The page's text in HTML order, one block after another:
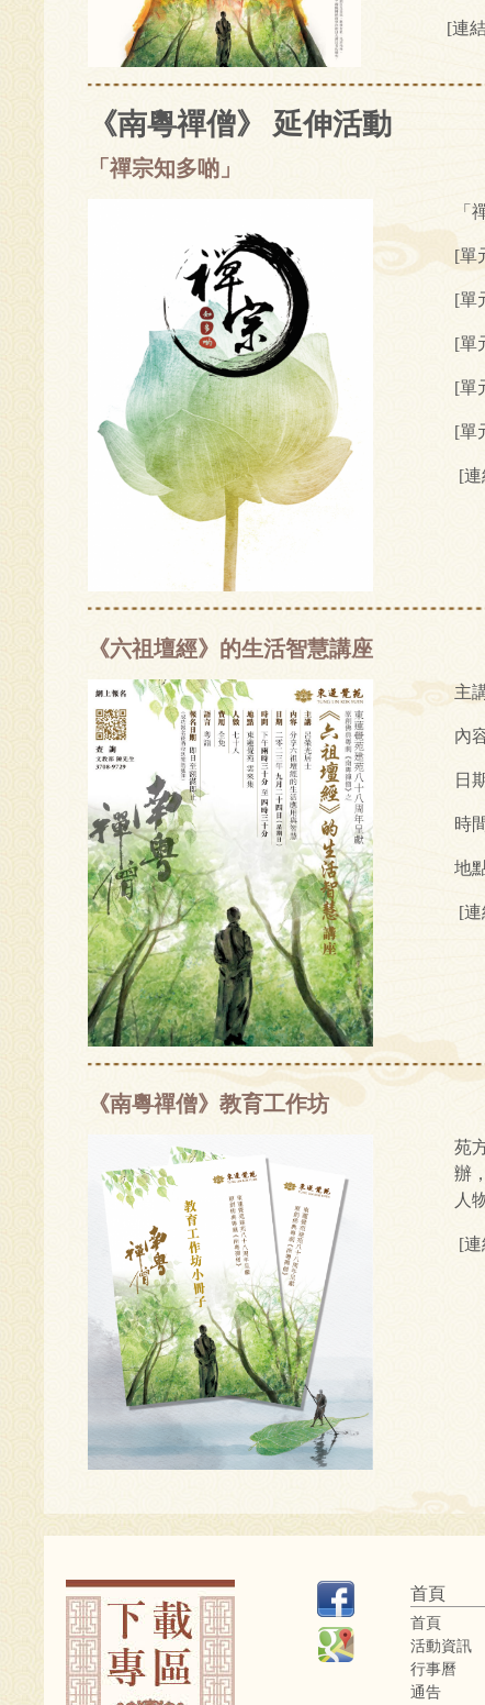
[連
《南粵禪僧》 延伸活動
「禪宗知多啲」
「
[單
[單
[單
[單
[單
[
《六祖壇經》的生活智慧講座
主
內
日
時
地
[
《南粵禪僧》教育工作坊
苑
辦
人
[
首頁
首頁
活動資訊
行事曆
通告